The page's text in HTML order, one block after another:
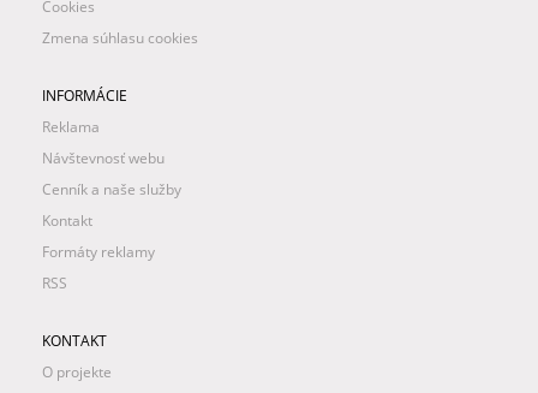
Cookies
Zmena súhlasu cookies
INFORMÁCIE
Reklama
Návštevnosť webu
Cenník a naše služby
Kontakt
Formáty reklamy
RSS
KONTAKT
O projekte